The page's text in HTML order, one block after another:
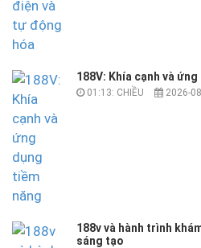
188V: Khía cạnh và
01:13: CHIỀU 2026-
188v và hành trình
sáng tạo